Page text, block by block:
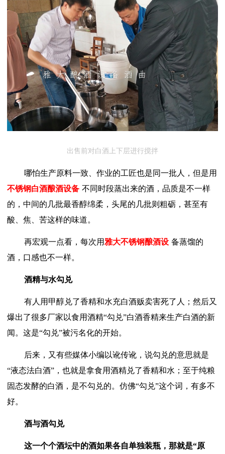
出售前对白酒上下层进行搅拌
哪怕生产原料一致、作业的工匠也是同一批人，但是用
不锈钢白酒酿酒设备 不同时段蒸出来的酒，品质是不一样
的，中间的几批最香醇绵柔，头尾的几批则粗砺，甚至有
酸、焦、苦这样的味道。
再宏观一点看，每次用雅大不锈钢酿酒设 备蒸馏的
酒，口感也不一样。
酒精与水勾兑
有人用甲醇兑了香精和水充白酒贩卖害死了人；然后又
爆出了很多厂家以食用酒精“勾兑”白酒香精来生产白酒的新
闻。这是“勾兑”被污名化的开始。
后来，又有些媒体小编以讹传讹，说勾兑的意思就是
“液态法白酒”，也就是拿食用酒精兑了香精和水；至于纯粮
固态发酵的白酒，是不勾兑的。仿佛“勾兑”这个词，有多不
好。
酒与酒勾兑
这一个个酒坛中的酒如果各自单独装瓶，那就是“原